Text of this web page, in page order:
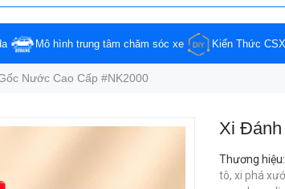
Mô hình trung tâm chăm sóc xe Kiến Thức CSX
Nước Cao Cấp #NK2000
Xi
Thương hiệu:
tô, xi phá